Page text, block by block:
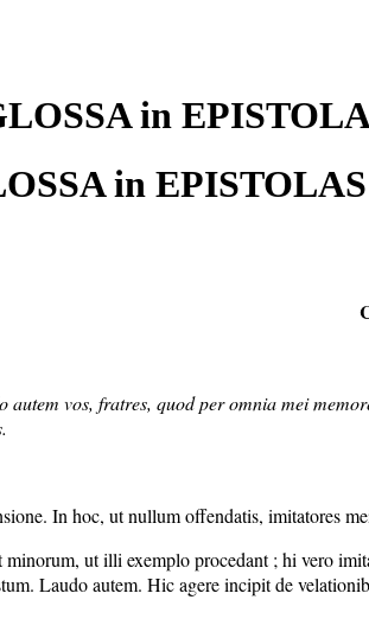
in
in
vos, fratres, quod per omnia mei
In hoc, ut nullum offendatis, imitatores
ut illi exemplo procedant ; hi vero
Laudo autem. Hic agere incipit de